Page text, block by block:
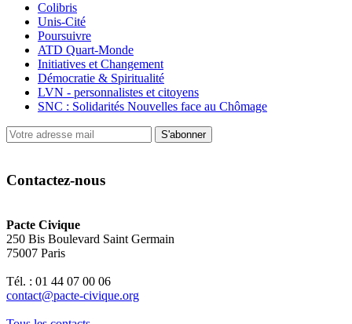
Colibris
Unis-Cité
Poursuivre
ATD Quart-Monde
Initiatives et Changement
Démocratie & Spiritualité
LVN - personnalistes et citoyens
SNC : Solidarités Nouvelles face au Chômage
S'abonner
Contactez-nous
Pacte Civique
250 Bis Boulevard Saint Germain
75007 Paris
Tél. : 01 44 07 00 06
contact@pacte-civique.org